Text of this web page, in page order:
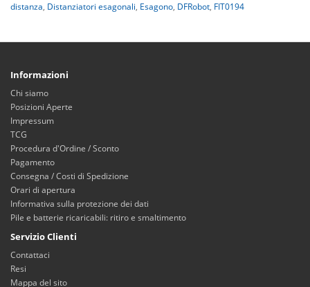
distanza, Distanziatori esagonali, Esagono, DFRobot, FIT0194
Informazioni
Chi siamo
Posizioni Aperte
Impressum
TCG
Procedura d'Ordine / Sconto
Pagamento
Consegna / Costi di Spedizione
Orari di apertura
Informativa sulla protezione dei dati
Pile e batterie ricaricabili: ritiro e smaltimento
Servizio Clienti
Contattaci
Resi
Mappa del sito